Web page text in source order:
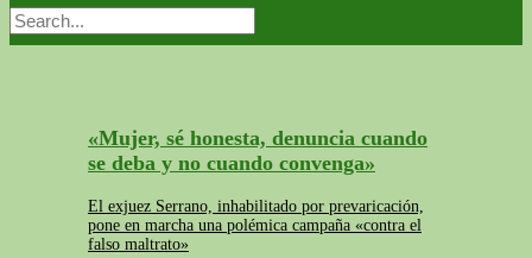
«Mujer, sé honesta, denuncia cuando
se deba y no cuando convenga»
El exjuez Serrano, inhabilitado por prevaricación,
pone en marcha una polémica campaña «contra el
falso maltrato»